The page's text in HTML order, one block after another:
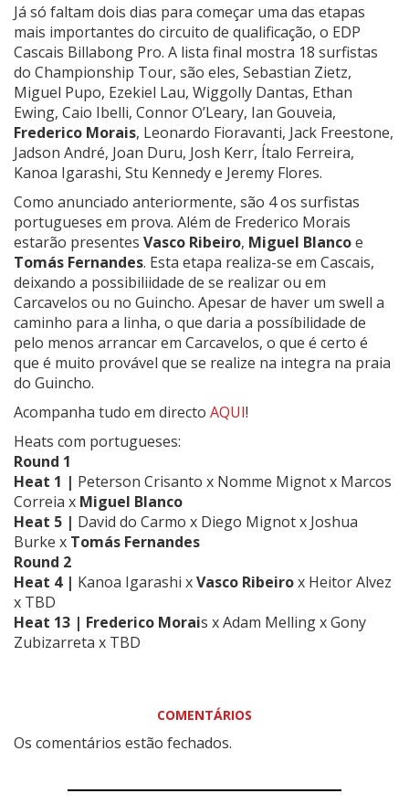
Já só faltam dois dias para começar uma das etapas
mais importantes do circuito de qualificação, o EDP
Cascais Billabong Pro. A lista final mostra 18 surfistas
do Championship Tour, são eles, Sebastian Zietz,
Miguel Pupo, Ezekiel Lau, Wiggolly Dantas, Ethan
Ewing, Caio Ibelli, Connor O’Leary, Ian Gouveia,
Frederico Morais, Leonardo Fioravanti, Jack Freestone,
Jadson André, Joan Duru, Josh Kerr, Ítalo Ferreira,
Kanoa Igarashi, Stu Kennedy e Jeremy Flores.
Como anunciado anteriormente, são 4 os surfistas
portugueses em prova. Além de Frederico Morais
estarão presentes Vasco Ribeiro, Miguel Blancoe
Tomás Fernandes. Esta etapa realiza-se em Cascais,
deixando a possibiliidade de se realizar ou em
Carcavelos ou no Guincho. Apesar de haver um swell a
caminho para a linha, o que daria a possíbilidade de
pelo menos arrancar em Carcavelos, o que é certo é
que é muito provável que se realize na integra na praia
do Guincho.
Acompanha tudo em directo AQUI!
Heats com portugueses:
Round 1
Heat 1 | Peterson Crisanto x Nomme Mignot x Marcos
Correia x Miguel Blanco
Heat 5 | David do Carmo x Diego Mignotx Joshua
Burke x Tomás Fernandes
Round 2
Heat 4 | Kanoa Igarashi xVasco Ribeirox Heitor Alvez
x TBD
Heat 13 | Frederico Morais xAdam MellingxGony
Zubizarreta x TBD
COMENTÁRIOS
Os comentários estão fechados.